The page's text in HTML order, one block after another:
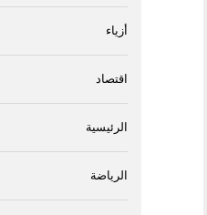
أزياء
اقتصاد
الرئيسية
الرياضة